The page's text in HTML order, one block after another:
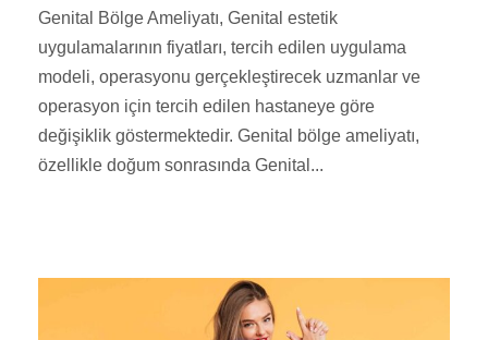
Genital Bölge Ameliyatı, Genital estetik
uygulamalarının fiyatları, tercih edilen uygulama
modeli, operasyonu gerçekleştirecek uzmanlar ve
operasyon için tercih edilen hastaneye göre
değişiklik göstermektedir. Genital bölge ameliyatı,
özellikle doğum sonrasında Genital...